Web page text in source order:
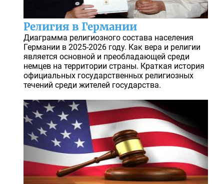
Религия в Германии
Диаграмма религиозного состава населения
Германии в 2025-2026 году. Как вера и религии
является основной и преобладающей среди
немцев на территории страны. Краткая история
официальных государственных религиозных
течений среди жителей государства.